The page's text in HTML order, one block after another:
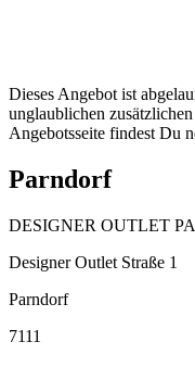
Dieses Angebot ist
unglaublichen
Angebotsseite findest Du
Parndorf
DESIGNER OUTLET
Designer Outlet Straße 1
Parndorf
7111